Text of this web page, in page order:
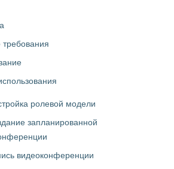
ролевой модели
запланированной
видеоконференции